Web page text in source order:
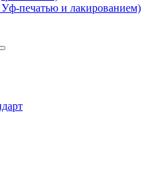
печатью и лакированием)